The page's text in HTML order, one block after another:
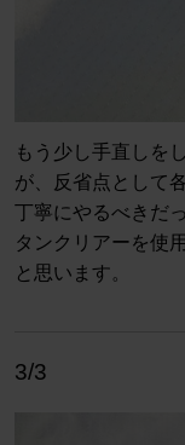
もう少し手直しを
が、反省点として
丁寧にやるべきだ
タンクリアーを使
と思います。
3/3